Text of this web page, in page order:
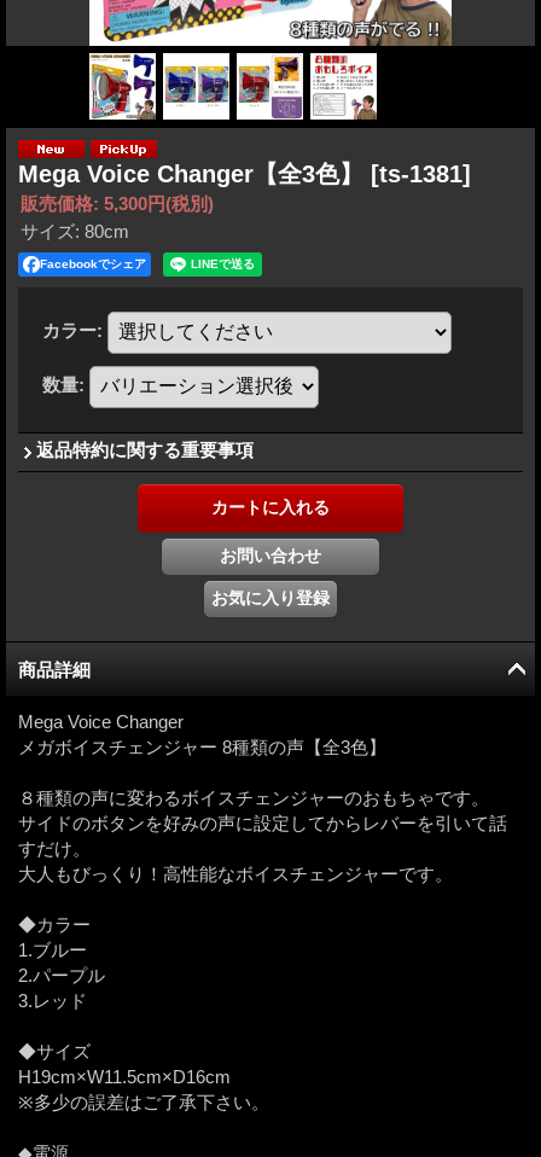
Mega Voice Changer【全3色】 [ts-1381]
販売価格: 5,300円(税別)
サイズ: 80cm
Facebookでシェア
カラー:
数量:
返品特約に関する重要事項
商品詳細
Mega Voice Changer
メガボイスチェンジャー 8種類の声【全3色】
８種類の声に変わるボイスチェンジャーのおもちゃです。
サイドのボタンを好みの声に設定してからレバーを引いて話
すだけ。
大人もびっくり！高性能なボイスチェンジャーです。
◆カラー
1.ブルー
2.パープル
3.レッド
◆サイズ
H19cm×W11.5cm×D16cm
※多少の誤差はご了承下さい。
◆電源